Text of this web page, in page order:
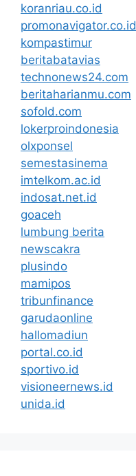
koranriau.co.id
promonavigator.co.id
kompastimur
beritabatavias
technonews24.com
beritaharianmu.com
sofold.com
lokerproindonesia
olxponsel
semestasinema
imtelkom.ac.id
indosat.net.id
goaceh
lumbung berita
newscakra
plusindo
mamipos
tribunfinance
garudaonline
hallomadiun
portal.co.id
sportivo.id
visioneernews.id
unida.id